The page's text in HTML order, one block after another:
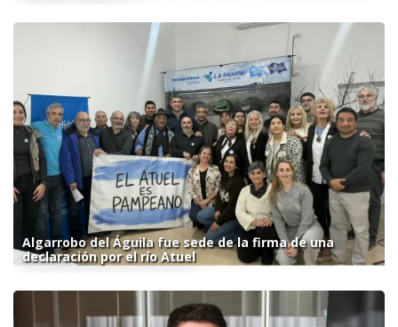
Algarrobo del Águila fue sede de la firma de una
declaración por el río Atuel